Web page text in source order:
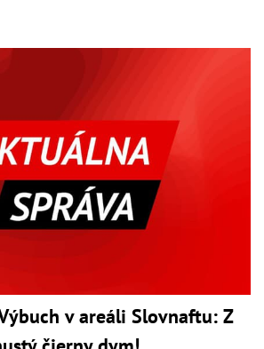
v areáli Slovnaftu: Z